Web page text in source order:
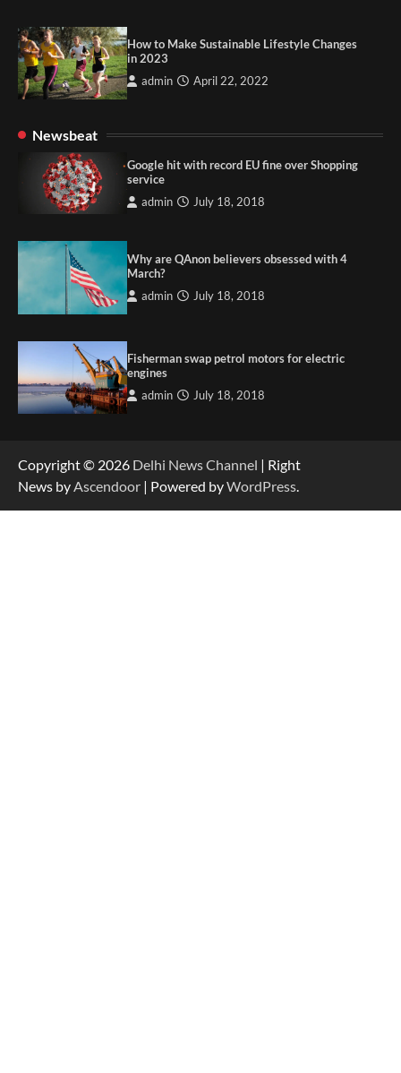
How to Make Sustainable Lifestyle Changes
in 2023
admin April 22, 2022
Newsbeat
Google hit with record EU fine over Shopping
service
admin July 18, 2018
Why are QAnon believers obsessed with 4
March?
admin July 18, 2018
Fisherman swap petrol motors for electric
engines
admin July 18, 2018
Copyright © 2026 Delhi News Channel | Right
News byAscendoor | Powered byWordPress.